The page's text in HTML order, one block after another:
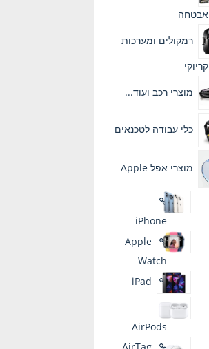
אבטחה
רמקולים ומערכות
קריוקי
מוצרי רכב ועוד...
כלי עבודה לטכנאים
מוצרי אפל Apple
iPhone
Apple
Watch
iPad
AirPods